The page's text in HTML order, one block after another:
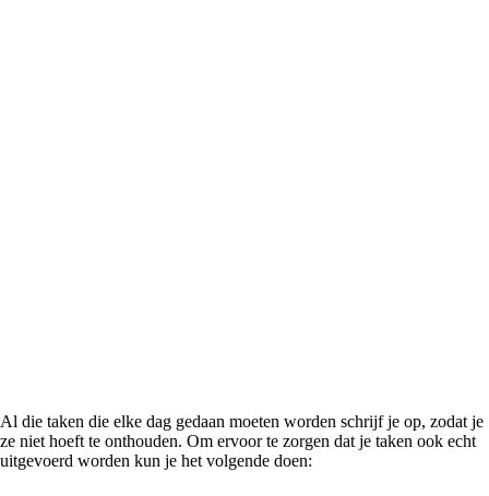
Al die taken die elke dag gedaan moeten worden schrijf je op, zodat je
ze niet hoeft te onthouden. Om ervoor te zorgen dat je taken ook echt
uitgevoerd worden kun je het volgende doen: